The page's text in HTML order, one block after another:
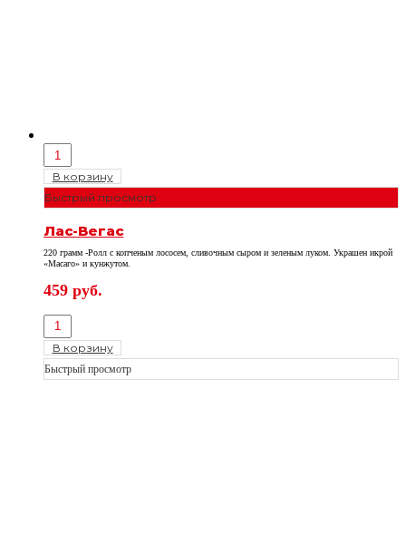
В корзину
Быстрый просмотр
Лас-Вегас
220 грамм -Ролл с копченым лососем, сливочным сыром и зеленым луком. Украшен икрой
«Масаго» и кунжутом.
459 руб.
В корзину
Быстрый просмотр